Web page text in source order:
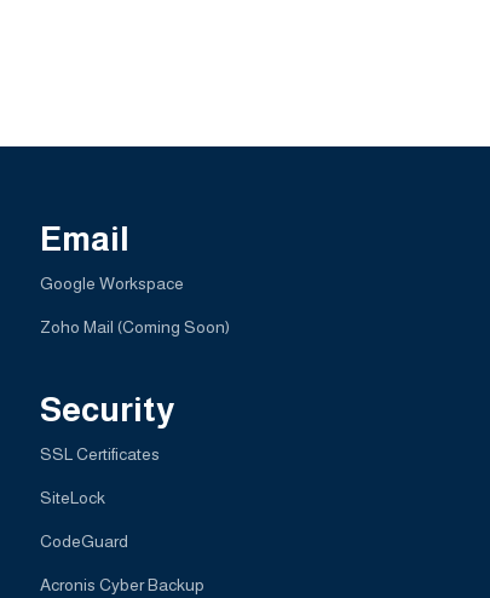
Email
Google Workspace
Zoho Mail (Coming Soon)
Security
SSL Certificates
SiteLock
CodeGuard
Acronis Cyber Backup